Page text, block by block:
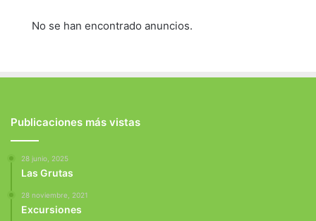
No se han encontrado anuncios.
Publicaciones más vistas
28 junio, 2025
Las Grutas
28 noviembre, 2021
Excursiones